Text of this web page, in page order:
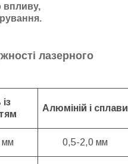
впливу,
лазерного
Алюміній і сплави
мм 0,5-2,0 мм